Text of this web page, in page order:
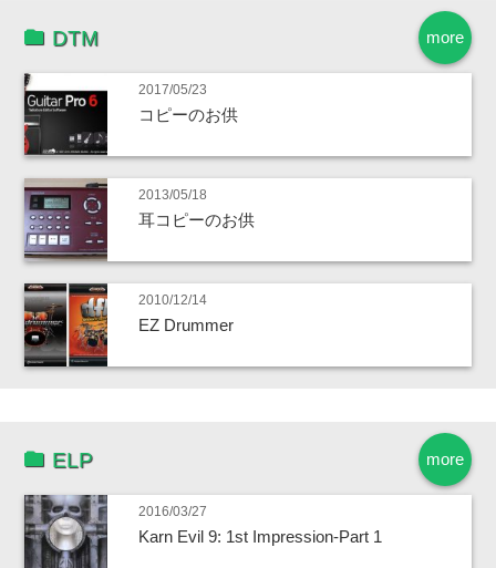
more
DTM
2017/05/23
コピーのお供
2013/05/18
耳コピーのお供
2010/12/14
EZ Drummer
more
ELP
2016/03/27
Karn Evil 9: 1st Impression-Part 1